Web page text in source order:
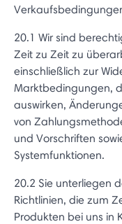
20.1 Wir sind
Zeit zu Zeit zu
einschließlich zur
Marktbedingungen,
auswirken,
von
und Vorschriften
Systemfunktionen.
20.2 Sie unterliegen
Richtlinien, die zum
Produkten bei uns in